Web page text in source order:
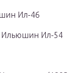
Ил-46
Ильюшин Ил-54